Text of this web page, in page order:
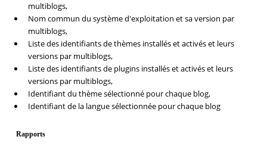
multiblogs,
Nom commun du système d'exploitation et sa version par
multiblogs,
Liste des identifiants de thèmes installés et activés et leurs
versions par multiblogs,
Liste des identifiants de plugins installés et activés et leurs
versions par multiblogs,
Identifiant du thème sélectionné pour chaque blog,
Identifiant de la langue sélectionnée pour chaque blog
Rapports